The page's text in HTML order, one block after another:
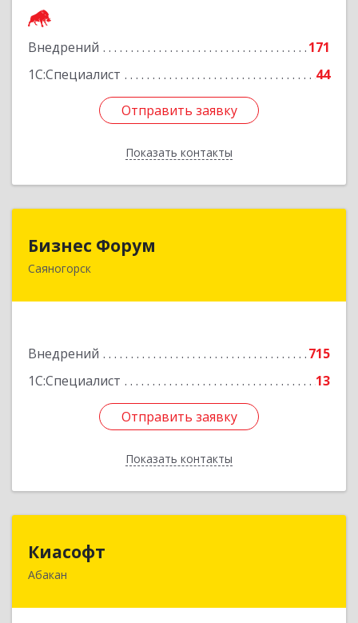
Внедрений
171
1С:Специалист
44
Отправить заявку
Показать контакты
Отправить заявку
Назад
Бизнес Форум
Саяногорск
Внедрений
715
1С:Специалист
13
Отправить заявку
Показать контакты
655603, Хакасия Респ, Саяногорск г, Советский
Отправить заявку
Назад
Киасофт
Абакан
655017, Хакасия Респ, Абакан г, Ивана Ярыгина